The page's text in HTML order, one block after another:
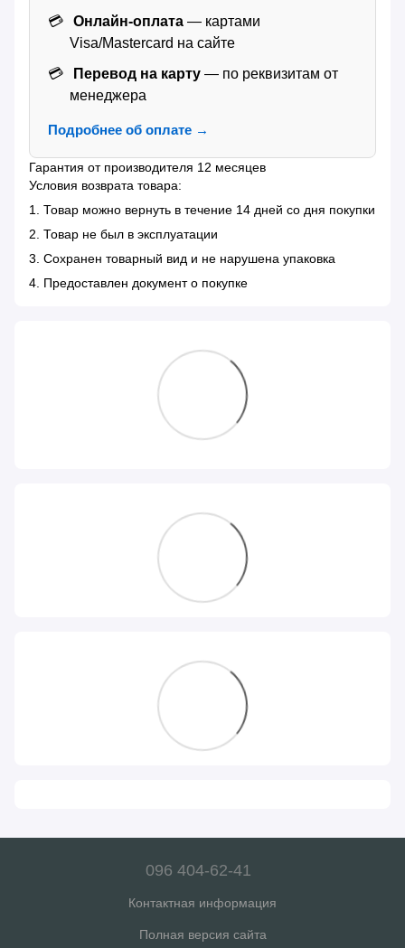
Онлайн-оплата — картами
Visa/Mastercard на сайте
Перевод на карту — по реквизитам от
менеджера
Подробнее об оплате →
Гарантия от производителя 12 месяцев
Условия возврата товара:
1. Товар можно вернуть в течение 14 дней со дня покупки
2. Товар не был в эксплуатации
3. Сохранен товарный вид и не нарушена упаковка
4. Предоставлен документ о покупке
096 404-62-41
Контактная информация
Полная версия сайта